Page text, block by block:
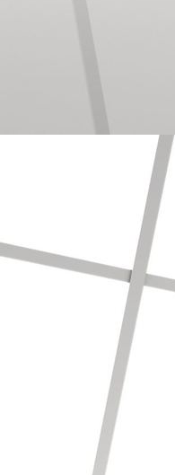
Bodenbearbeitung/Vinyl